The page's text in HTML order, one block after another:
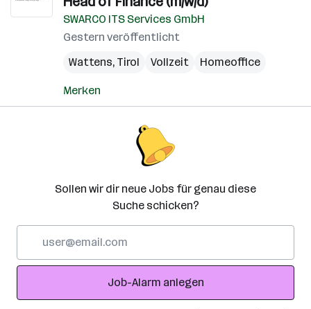
SWARCO ITS Services GmbH
Gestern veröffentlicht
Wattens, Tirol Vollzeit Homeoffice
Merken
Sollen wir dir neue Jobs für genau diese
Suche schicken?
Adresse
Job-Alarm anlegen